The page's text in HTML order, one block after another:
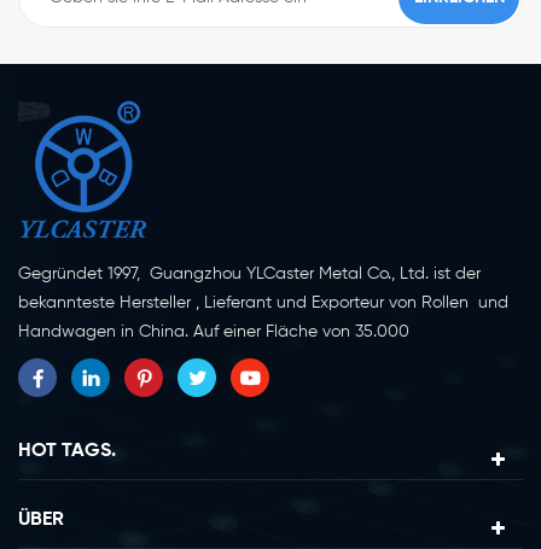
Gegründet 1997, Guangzhou YLCaster Metal Co., Ltd. ist der
bekannteste Hersteller , Lieferant und Exporteur von Rollen und
Handwagen in China. Auf einer Fläche von 35.000
Quadratmetern in der Stadt Yangjiang in der Provinz
Guangdong mit mehr als 20 Experten und etwa 150 Mitarbeitern,
Als professioneller Hersteller von Lenkrollen seit mehr als 20
Jahren ist unser Unternehmen auf die Erforschung, Konstruktion,
Herstellung und den Export von Lenkrollen spezialisiert. Derzeit
lassen sich unsere Produkte in zwei Hauptkategorien einteilen,
HOT TAGS.
ÜBER